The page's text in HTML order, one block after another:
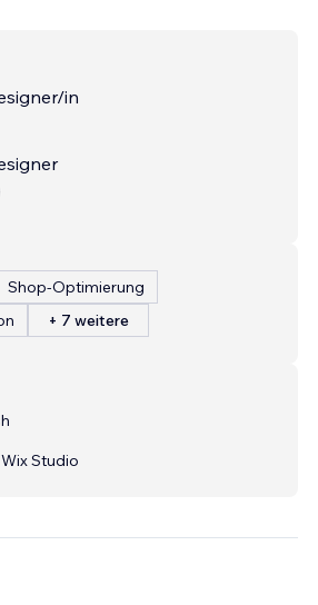
in
Shop-Optimierung
+ 7 weitere
Studio